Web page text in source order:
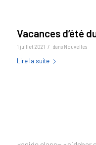
Vacances d’été
1 juillet 2021 / dans Nouvelles
Lire la suite